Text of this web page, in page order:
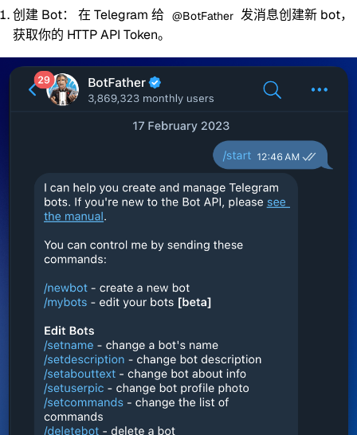
创建 Bot：
在 Telegram 给 @BotFather 发消息创建新 bot，
获取你的 HTTP API Token。